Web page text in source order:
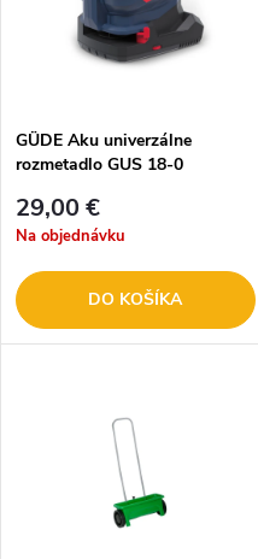
GÜDE Aku univerzálne
rozmetadlo GUS 18-0
29,00 €
Na objednávku
DO KOŠÍKA